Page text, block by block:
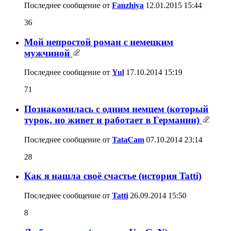
Последнее сообщение от Fanzhiya 12.01.2015 15:44
36
Мой непростой роман с немецким
мужчиной
Последнее сообщение от Yul 17.10.2014 15:19
71
Познакомилась c одним немцем (который
турок, но живет и работает в Германии)
Последнее сообщение от TataCam 07.10.2014 23:14
28
Как я нашла своё счастье (история Tatti)
Последнее сообщение от Tatti 26.09.2014 15:50
8